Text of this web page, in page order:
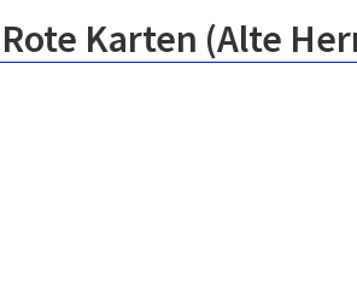
Karten (Alte